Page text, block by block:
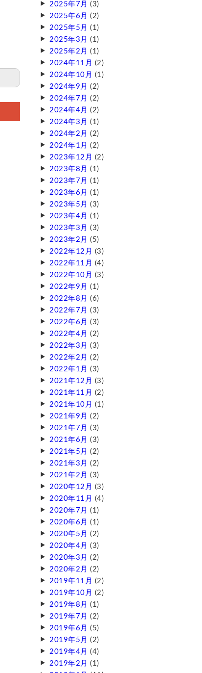
2025年7月 (3)
2025年6月 (2)
2025年5月 (1)
2025年3月 (1)
2025年2月 (1)
2024年11月 (2)
2024年10月 (1)
2024年9月 (2)
2024年7月 (2)
2024年4月 (2)
2024年3月 (1)
2024年2月 (2)
2024年1月 (2)
2023年12月 (2)
2023年8月 (1)
2023年7月 (1)
2023年6月 (1)
2023年5月 (3)
2023年4月 (1)
2023年3月 (3)
2023年2月 (5)
2022年12月 (3)
2022年11月 (4)
2022年10月 (3)
2022年9月 (1)
2022年8月 (6)
2022年7月 (3)
2022年6月 (3)
2022年4月 (2)
2022年3月 (3)
2022年2月 (2)
2022年1月 (3)
2021年12月 (3)
2021年11月 (2)
2021年10月 (1)
2021年9月 (2)
2021年7月 (3)
2021年6月 (3)
2021年5月 (2)
2021年3月 (2)
2021年2月 (3)
2020年12月 (3)
2020年11月 (4)
2020年7月 (1)
2020年6月 (1)
2020年5月 (2)
2020年4月 (3)
2020年3月 (2)
2020年2月 (2)
2019年11月 (2)
2019年10月 (2)
2019年8月 (1)
2019年7月 (2)
2019年6月 (5)
2019年5月 (2)
2019年4月 (4)
2019年2月 (1)